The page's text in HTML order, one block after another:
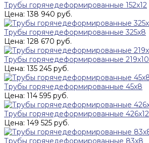
Трубы горячедеформированные 152x12
Цена: 138 940 руб.
Трубы горячедеформированные 325x8
Цена: 128 670 руб.
Трубы горячедеформированные 219x10
Цена: 135 245 руб.
Трубы горячедеформированные 45х8
Цена: 114 595 руб.
Трубы горячедеформированные 426x12
Цена: 149 525 руб.
Трубы горячедеформированные 83x8